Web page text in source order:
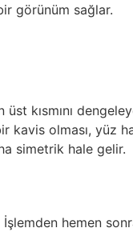
görünüm sağlar.
kısmını
kavis olması, yüz
simetrik hale gelir.
İşlemden hemen